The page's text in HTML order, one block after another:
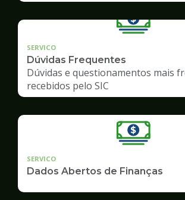
SERVICO
Dúvidas Frequentes
Dúvidas e questionamentos mais
recebidos pelo SIC
SERVICO
Dados Abertos de Finanças